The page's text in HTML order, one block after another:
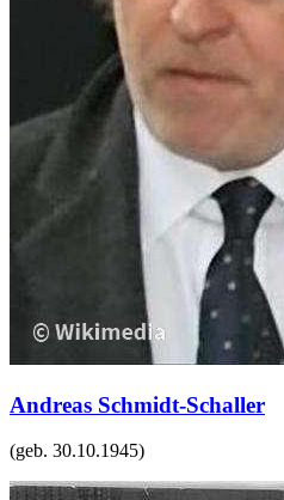
Andreas Schmidt-Schaller
(geb. 30.10.1945)